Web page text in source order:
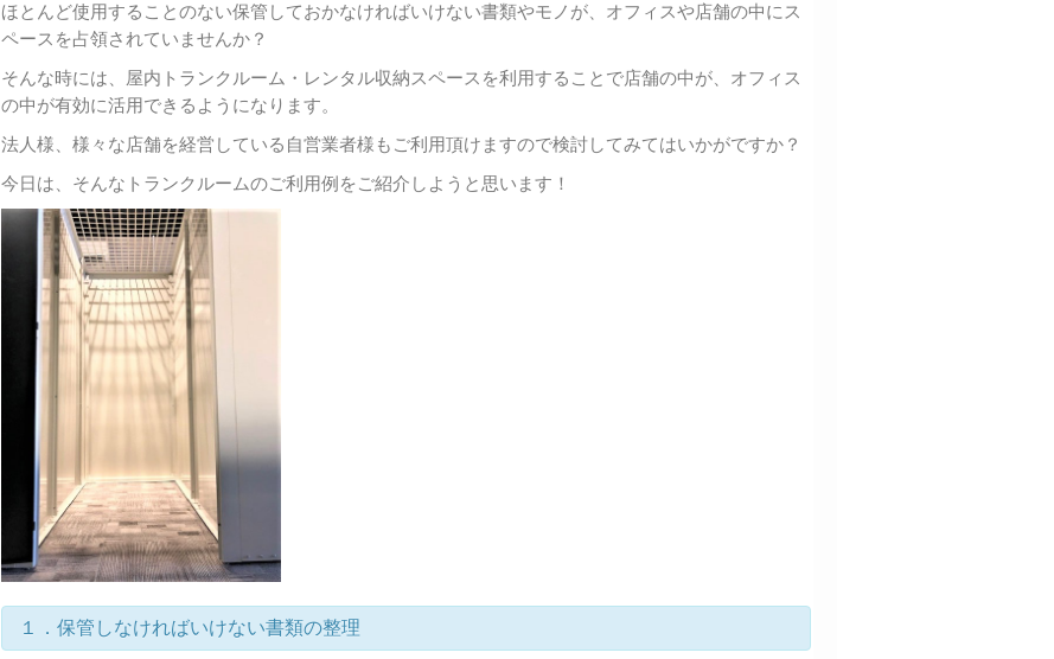
ほとんど使用することのない保管しておかなければいけない書類やモノが、オフィスや店舗の中にス
ペースを占領されていませんか？
そんな時には、屋内トランクルーム・レンタル収納スペースを利用することで店舗の中が、オフィス
の中が有効に活用できるようになります。
法人様、様々な店舗を経営している自営業者様もご利用頂けますので検討してみてはいかがですか？
今日は、そんなトランクルームのご利用例をご紹介しようと思います！
１．保管しなければいけない書類の整理